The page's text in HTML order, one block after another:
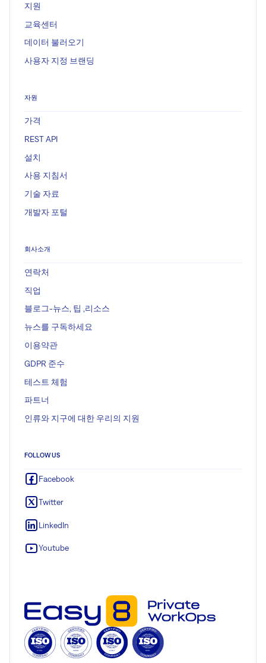
지원
교육센터
데이터 불러오기
사용자 지정 브랜딩
자원
가격
REST API
설치
사용 지침서
기술 자료
개발자 포털
회사소개
연락처
직업
블로그-뉴스, 팁 ,리소스
뉴스를 구독하세요
이용약관
GDPR 준수
테스트 체험
파트너
인류와 지구에 대한 우리의 지원
FOLLOW US
Facebook
Twitter
LinkedIn
Youtube